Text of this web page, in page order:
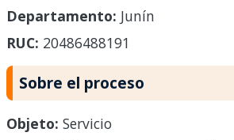
Departamento: Junín
RUC: 20486488191
Sobre el proceso
Objeto: Servicio